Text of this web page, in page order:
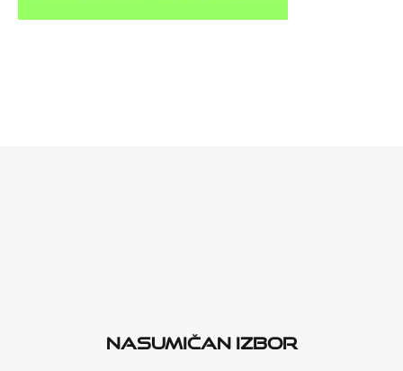
Nasumičan izbor